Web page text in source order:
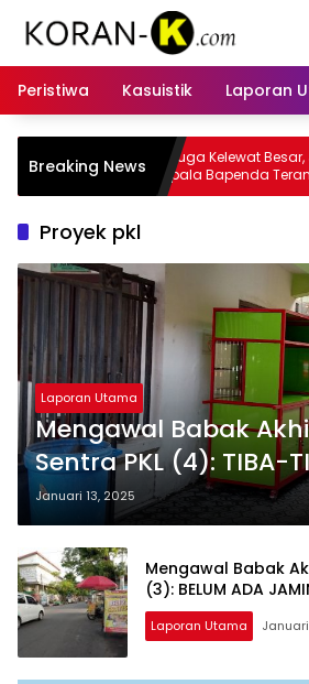
Peristiwa
Kasuistik Laporan
Breaking News
Besar, Jatah Insentif
Terancam Melanggar
Kasus
Proyek pkl
Laporan Utama
Mengawal Babak
Sentra PKL (4): TIBA-
GEROBAK MISTERIUS
Januari 13, 2025
Mengawal Babak
(3): BELUM ADA
Laporan Utama